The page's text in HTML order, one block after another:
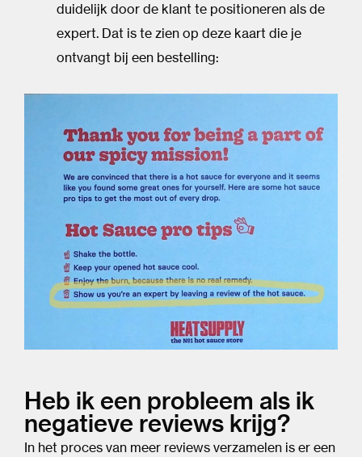
duidelijk door de klant te positioneren als de
expert. Dat is te zien op deze kaart die je
ontvangt bij een bestelling:
Heb ik een probleem als ik
negatieve reviews krijg?
In het proces van meer reviews verzamelen is er een